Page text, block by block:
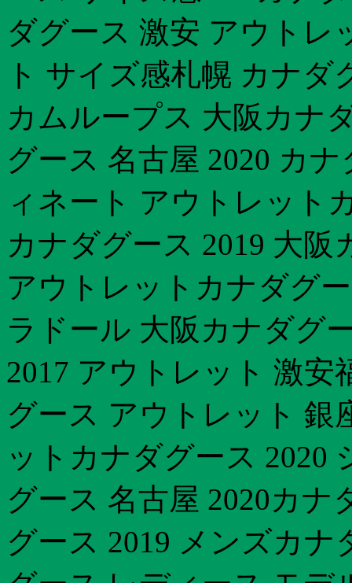
ダグース 激安 アウトレ
ト サイズ感札幌 カナ
カムループス 大阪カナ
グース 名古屋 2020 カ
ィネート アウトレット
カナダグース 2019 大
アウトレットカナダグ
ラドール 大阪カナダグ
2017 アウトレット 激安
グース アウトレット 銀
ットカナダグース 2020
グース 名古屋 2020カナ
グース 2019 メンズカ